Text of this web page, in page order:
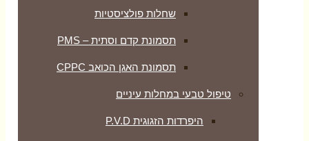
שחלות פולציסטיות
תסמונת קדם וסתית – PMS
תסמונת האגן הכואב CPPC
טיפול טבעי במחלות עיניים
היפרדות הזגוגית P.V.D